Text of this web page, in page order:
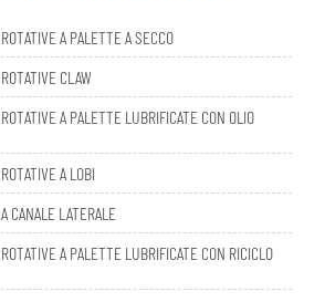
CLAW
A PALETTE LUBRIFICATE CON OLIO
A LOBI
CANALE LATERALE
A PALETTE LUBRIFICATE CON RICICLO